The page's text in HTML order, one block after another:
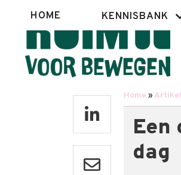
inhoud
Hoofdnavigatie
HOME KENNISBANK
Home
Een
dag